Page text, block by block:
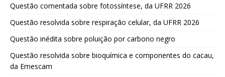
Questão comentada sobre fotossíntese, da UFRR 2026
Questão resolvida sobre respiração celular, da UFRR 2026
Questão inédita sobre poluição por carbono negro
Questão resolvida sobre bioquímica e componentes do cacau,
da Emescam